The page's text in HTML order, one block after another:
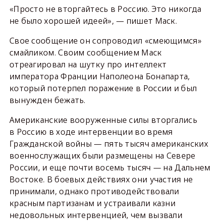
«Просто не вторгайтесь в Россию. Это никогда
не было хорошей идеей», — пишет Маск.
Свое сообщение он сопроводил «смеющимся»
смайликом. Своим сообщением Маск
отреагировал на шутку про интеллект
императора Франции Наполеона Бонапарта,
который потерпел поражение в России и был
вынужден бежать.
Американские вооруженные силы вторгались
в Россию в ходе интервенции во время
Гражданской войны — пять тысяч американских
военнослужащих были размещены на Севере
России, и еще почти восемь тысяч — на Дальнем
Востоке. В боевых действиях они участия не
принимали, однако противодействовали
красным партизанам и устраивали казни
недовольных интервенцией, чем вызвали